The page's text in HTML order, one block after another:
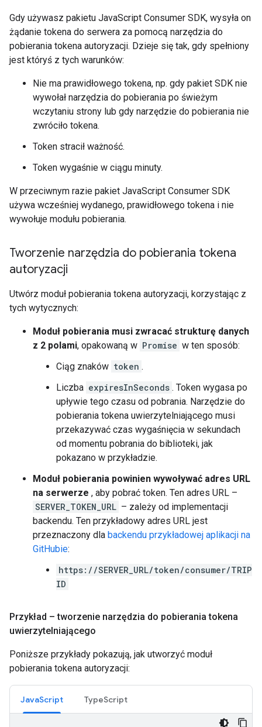
Gdy używasz pakietu JavaScript Consumer SDK, wysyła on
żądanie tokena do serwera za pomocą narzędzia do
pobierania tokena autoryzacji. Dzieje się tak, gdy spełniony
jest któryś z tych warunków:
Nie ma prawidłowego tokena, np. gdy pakiet SDK nie
wywołał narzędzia do pobierania po świeżym
wczytaniu strony lub gdy narzędzie do pobierania nie
zwróciło tokena.
Token stracił ważność.
Token wygaśnie w ciągu minuty.
W przeciwnym razie pakiet JavaScript Consumer SDK
używa wcześniej wydanego, prawidłowego tokena i nie
wywołuje modułu pobierania.
Tworzenie narzędzia do pobierania tokena
autoryzacji
Utwórz moduł pobierania tokena autoryzacji, korzystając z
tych wytycznych:
Moduł pobierania musi zwracać strukturę danych
z 2 polami, opakowaną w Promise w ten sposób:
Ciąg znaków token .
Liczba expiresInSeconds . Token wygasa po
upływie tego czasu od pobrania. Narzędzie do
pobierania tokena uwierzytelniającego musi
przekazywać czas wygaśnięcia w sekundach
od momentu pobrania do biblioteki, jak
pokazano w przykładzie.
Moduł pobierania powinien wywoływać adres URL
na serwerze , aby pobrać token. Ten adres URL –
SERVER_TOKEN_URL – zależy od implementacji
backendu. Ten przykładowy adres URL jest
przeznaczony dla backendu przykładowej aplikacji na
GitHubie:
https://SERVER_URL/token/consumer/TRIP
ID
Przykład – tworzenie narzędzia do pobierania tokena
uwierzytelniającego
Poniższe przykłady pokazują, jak utworzyć moduł
pobierania tokena autoryzacji:
JavaScript TypeScript